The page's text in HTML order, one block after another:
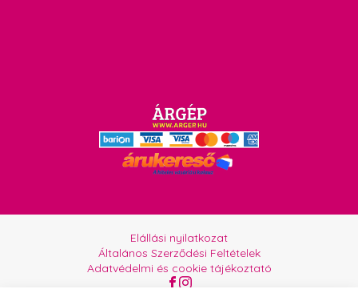
Elállási nyilatkozat
Általános Szerződési Feltételek
Adatvédelmi és cookie tájékoztató